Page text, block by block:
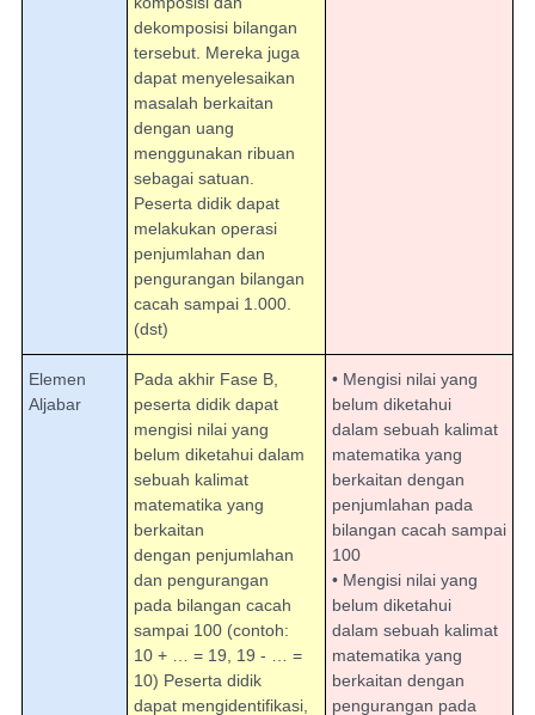
dekomposisi bilangan
tersebut. Mereka juga
dapat menyelesaikan
masalah berkaitan
dengan uang
menggunakan ribuan
sebagai satuan.
Peserta didik dapat
melakukan operasi
penjumlahan dan
pengurangan bilangan
cacah sampai 1.000.
(dst)
Elemen
Aljabar
Pada akhir Fase B,
peserta didik dapat
mengisi nilai yang
belum diketahui dalam
sebuah kalimat
matematika yang
berkaitan
dengan penjumlahan
dan pengurangan
pada bilangan cacah
sampai 100 (contoh:
10 + … = 19, 19 - … =
10) Peserta didik
dapat mengidentifikasi,
• Mengisi nilai yang
belum diketahui
dalam sebuah kalimat
matematika yang
berkaitan dengan
penjumlahan pada
bilangan cacah sampai
100
• Mengisi nilai yang
belum diketahui
dalam sebuah kalimat
matematika yang
berkaitan dengan
pengurangan pada